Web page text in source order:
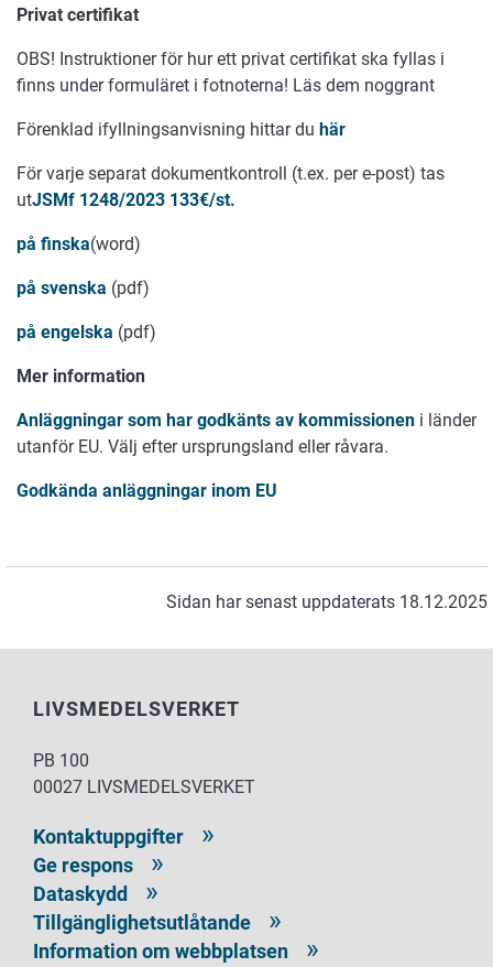
Privat certifikat
OBS! Instruktioner för hur ett privat certifikat ska fyllas i
finns under formuläret i fotnoterna! Läs dem noggrant
Förenklad ifyllningsanvisning hittar du här
För varje separat dokumentkontroll (t.ex. per e-post) tas
utJSMf 1248/2023 133€/st.
på finska(word)
på svenska (pdf)
på engelska (pdf)
Mer information
Anläggningar som har godkänts av kommissionen i länder
utanför EU. Välj efter ursprungsland eller råvara.
Godkända anläggningar inom EU
Sidan har senast uppdaterats 18.12.2025
LIVSMEDELSVERKET
PB 100
00027 LIVSMEDELSVERKET
Kontaktuppgifter
Ge respons
Dataskydd
Tillgänglighetsutlåtande
Information om webbplatsen